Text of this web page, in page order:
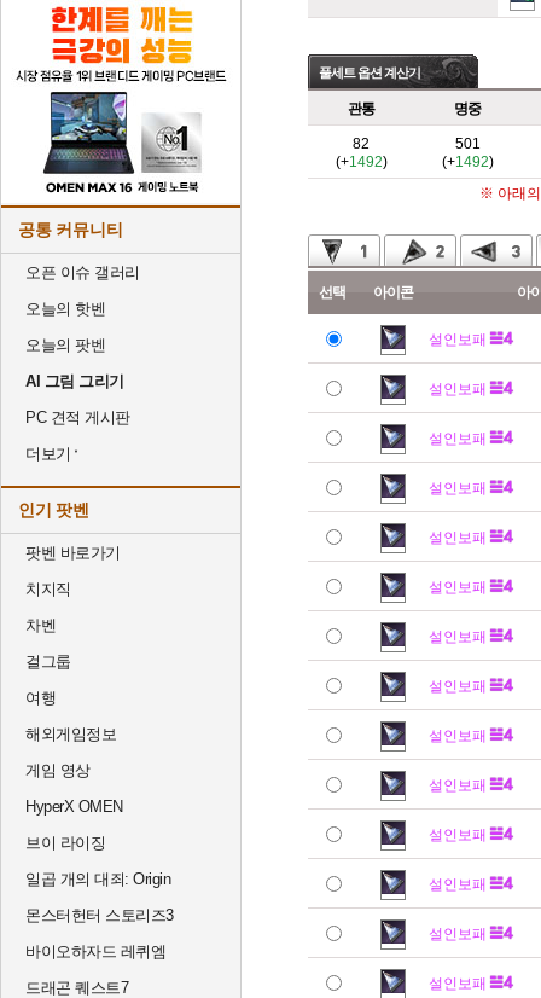
공통 커뮤니티
오픈 이슈 갤러리
오늘의 핫벤
오늘의 팟벤
AI 그림 그리기
PC 견적 게시판
더보기
인기 팟벤
팟벤 바로가기
치지직
차벤
걸그룹
여행
해외게임정보
게임 영상
HyperX OMEN
브이 라이징
일곱 개의 대죄: Origin
몬스터헌터 스토리즈3
바이오하자드 레퀴엠
드래곤 퀘스트7
풀세트 옵션 계산기
관통 명중
82
(+1492)
501
(+1492)
※ 아래의
선택 아이콘 아
설인보패
설인보패
설인보패
설인보패
설인보패
설인보패
설인보패
설인보패
설인보패
설인보패
설인보패
설인보패
설인보패
설인보패